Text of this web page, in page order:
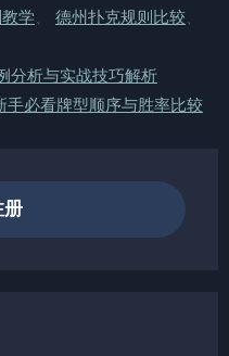
学、 德州扑克规则比较、
分析与实战技巧解析
必看牌型顺序与胜率比较
册